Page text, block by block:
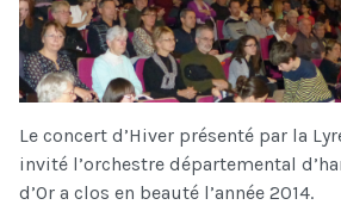
Le concert d’Hiver présenté par la
invité l’orchestre départemental
d’Or a clos en beauté l’année 2014.